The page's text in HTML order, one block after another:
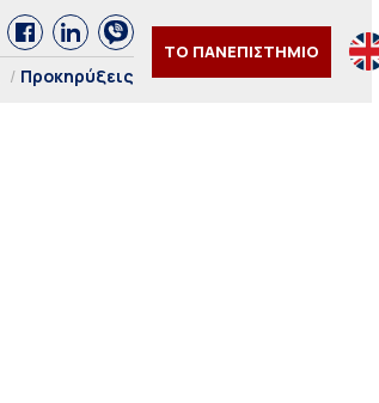
Προκηρύξεις
ΤΟ ΠΑΝΕΠΙΣΤΗΜΙΟ